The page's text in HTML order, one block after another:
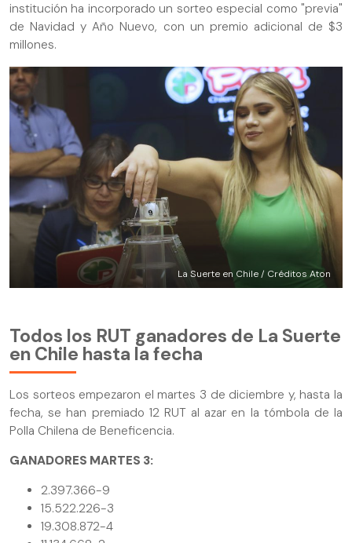
institución ha incorporado un sorteo especial como "previa"
de Navidad y Año Nuevo, con un premio adicional de $3
millones.
La Suerte en Chile / Créditos Aton
Todos los RUT ganadores de La Suerte
en Chile hasta la fecha
Los sorteos empezaron el martes 3 de diciembre y, hasta la
fecha, se han premiado 12 RUT al azar en la tómbola de la
Polla Chilena de Beneficencia.
GANADORES MARTES 3:
2.397.366-9
15.522.226-3
19.308.872-4